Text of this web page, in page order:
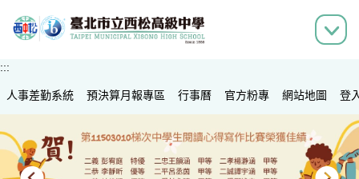
到
容
區
:::
人事差勤系統 預決算月報專區 行事曆 官方粉專 網站地圖 登